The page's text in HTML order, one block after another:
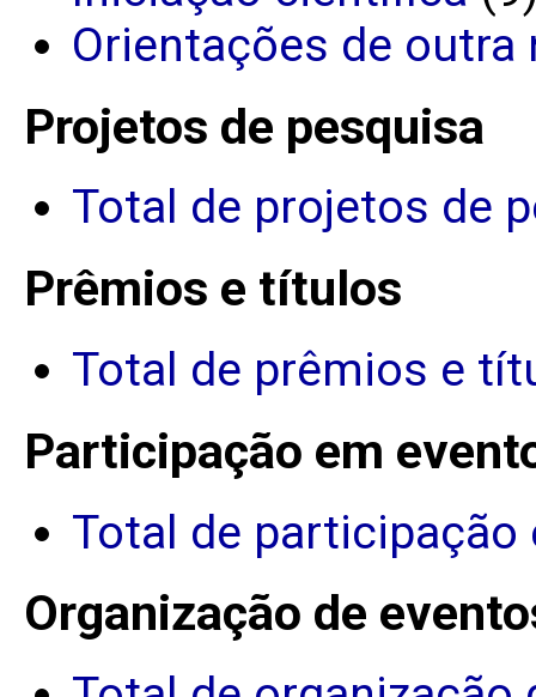
Orientações de outra
Projetos de pesquisa
Total de projetos de
Prêmios e títulos
Total de prêmios e
Participação em
Total de participação
Organização de